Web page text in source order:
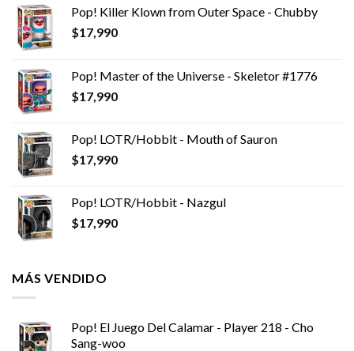
Pop! Killer Klown from Outer Space - Chubby
$17,990
Pop! Master of the Universe - Skeletor #1776
$17,990
Pop! LOTR/Hobbit - Mouth of Sauron
$17,990
Pop! LOTR/Hobbit - Nazgul
$17,990
MÁS VENDIDO
Pop! El Juego Del Calamar - Player 218 - Cho
Sang-woo